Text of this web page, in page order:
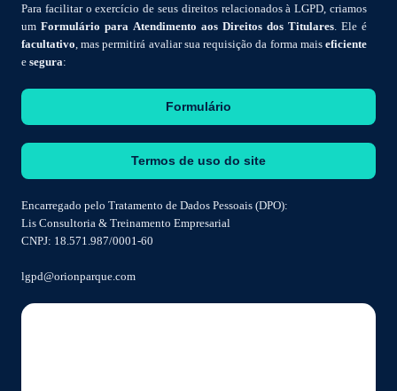
Para facilitar o exercício de seus direitos relacionados à LGPD, criamos
um Formulário para Atendimento aos Direitos dos Titulares . Ele é
facultativo , mas permitirá avaliar sua requisição da forma mais eficiente
e segura:
Formulário
Termos de uso do site
Encarregado pelo Tratamento de Dados Pessoais (DPO):
Lis Consultoria & Treinamento Empresarial
CNPJ: 18.571.987/0001-60
lgpd@orionparque.com